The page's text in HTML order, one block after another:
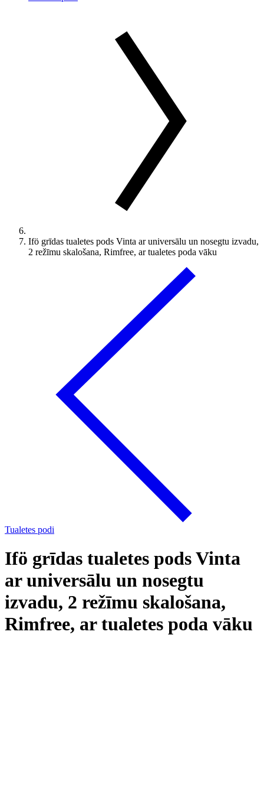
Ifö grīdas tualetes pods Vinta ar universālu un nosegtu izvadu,
2 režīmu skalošana, Rimfree, ar tualetes poda vāku
Tualetes podi
Ifö grīdas tualetes pods Vinta
ar universālu un nosegtu
izvadu, 2 režīmu skalošana,
Rimfree, ar tualetes poda vāku